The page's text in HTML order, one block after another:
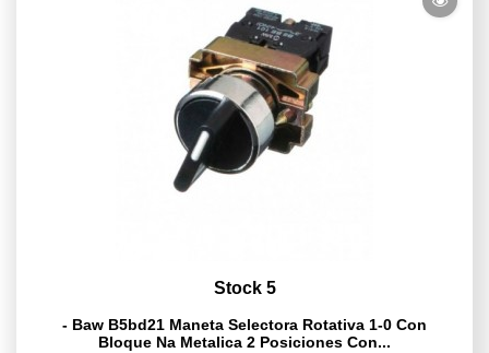
Stock 5
- Baw B5bd21 Maneta Selectora Rotativa 1-0 Con
Bloque Na Metalica 2 Posiciones Con...